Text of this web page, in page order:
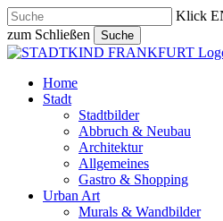
Skip
to
main
content
Klick
zum Schließen
Suche
Close
search
Menu
Home
Stadt
Stadtbilder
Abbruch & Neubau
Architektur
Allgemeines
Gastro & Shopping
Urban Art
Murals & Wandbilder